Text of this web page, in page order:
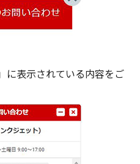
に表示されている内容をご